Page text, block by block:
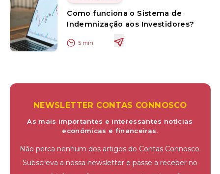
Como funciona o Sistema de
Indemnização aos Investidores?
5 min
NEWSLETTER CONTAS CONNOSCO
As mais importantes e interessantes notícias
económicas e financeiras.
Não perca nenhum dos artigos do Contas Connosco.
Subscreva a nossa newsletter e passe a receber no